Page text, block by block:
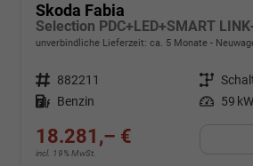
Skoda Fabia
Selection PDC+LED+SMART
unverbindliche Lieferzeit: ca. 5 Monate
Fahrzeugnr. 882211 Getriebe
Kraftstoff Benzin Leistung 59
18.281,– €
incl. 19% MwSt.